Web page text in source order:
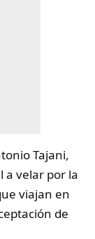
Tajani,
a velar por la
viajan en
de